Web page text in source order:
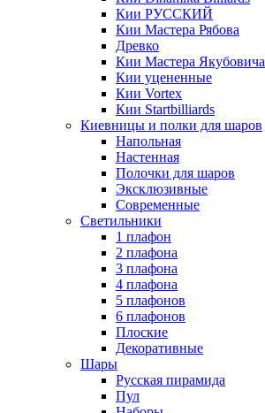
Кии РУССКИЙ
Кии Мастера Рябова
Древко
Кии Мастера Якубовича
Кии уцененные
Кии Vortex
Кии Startbilliards
Киевницы и полки для шаров
Напольная
Настенная
Полочки для шаров
Эксклюзивные
Современные
Светильники
1 плафон
2 плафона
3 плафона
4 плафона
5 плафонов
6 плафонов
Плоские
Декоративные
Шары
Русская пирамида
Пул